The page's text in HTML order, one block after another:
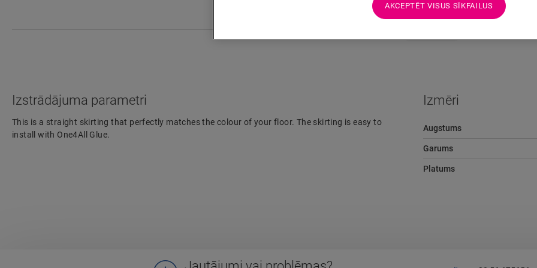
Izstrādājuma parametri
This is a straight skirting that perfectly matches the colour of your floor. The skirting is easy to
install with One4All Glue.
Izmēri
Augstums
Garums
Platums
AKCEPTĒT VISUS SĪKFAILUS